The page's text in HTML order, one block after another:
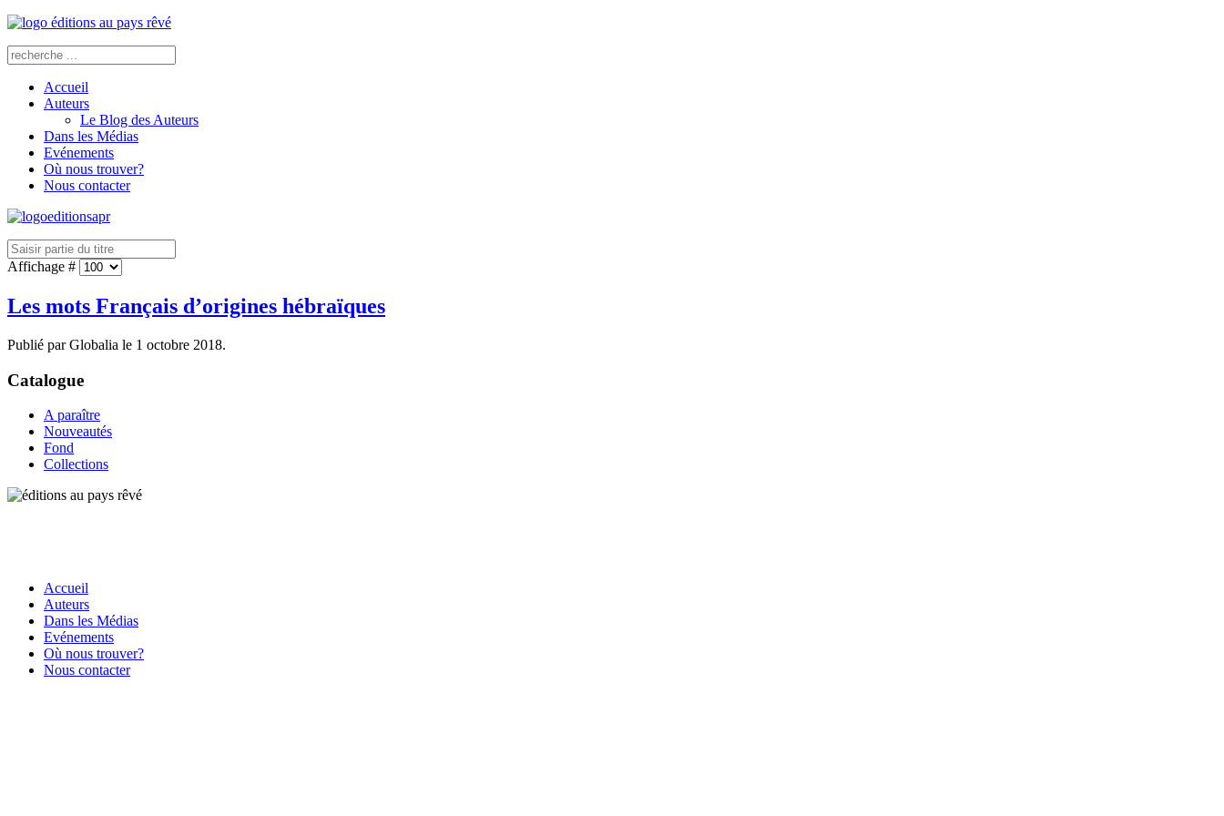
Accueil
Auteurs
Le Blog des Auteurs
Dans les Médias
Evénements
Où nous trouver?
Nous contacter
Affichage #
Les mots Français d’origines hébraïques
Publié par Globalia le 1 octobre 2018.
Catalogue
A paraître
Nouveautés
Fond
Collections
Accueil
Auteurs
Dans les Médias
Evénements
Où nous trouver?
Nous contacter